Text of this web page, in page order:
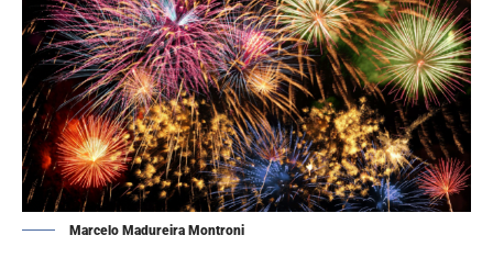
Marcelo Madureira Montroni